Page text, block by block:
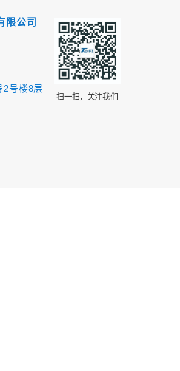
限公司
2号楼8层
扫一扫，关注我们